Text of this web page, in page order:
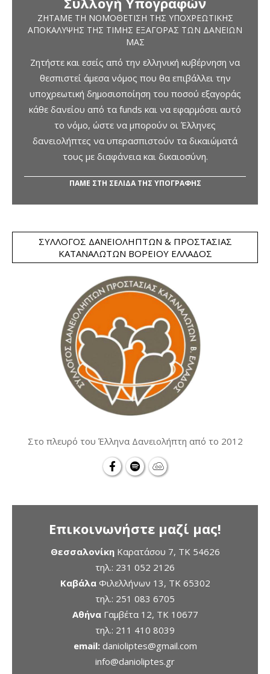
ΖΗΤΆΜΕ ΤΗ ΝΟΜΟΘΈΤΙΣΗ ΤΗΣ ΥΠΟΧΡΕΩΤΙΚΉΣ
ΑΠΟΚΆΛΥΨΗΣ ΤΗΣ ΤΙΜΉΣ ΕΞΑΓΟΡΆΣ ΤΩΝ ΔΑΝΕΊΩΝ
ΜΑΣ
Ζητήστε και εσείς από την ελληνική κυβέρνηση να
θεσπιστεί άμεσα νόμος που θα επιβάλλει την
υποχρεωτική δημοσιοποίηση του ποσού εξαγοράς
κάθε δανείου από τα funds και να εφαρμόσει αυτό
το νόμο, ώστε να μπορούν οι Έλληνες
δανειολήπτες να υπερασπιστούν τα δικαιώματά
τους με διαφάνεια και δικαιοσύνη.
ΠΑΜΕ ΣΤΗ ΣΕΛΙΔΑ ΤΗΣ ΥΠΟΓΡΑΦΗΣ
ΣΎΛΛΟΓΟΣ ΔΑΝΕΙΟΛΗΠΤΏΝ & ΠΡΟΣΤΑΣΊΑΣ
ΚΑΤΑΝΑΛΩΤΏΝ ΒΟΡΕΊΟΥ ΕΛΛΆΔΟΣ
Στο πλευρό του Έλληνα Δανειολήπτη από το 2012
Επικοινωνήστε μαζί μας!
ΘεσσαλονίκηΚαρατάσου 7, TK 54626
τηλ.: 231 052 2126
ΚαβάλαΦιλελλήνων 13, ΤΚ 65302
τηλ.: 251 083 6705
ΑθήναΓαμβέτα 12, ΤΚ 10677
τηλ.: 211 410 8039
email: danioliptes@gmail.com
info@danioliptes.gr